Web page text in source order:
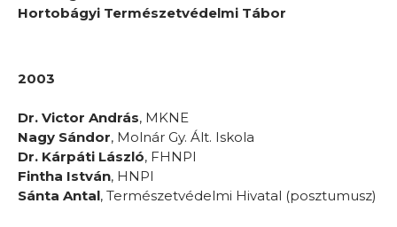
Hortobágyi Természetvédelmi Tábor
2003
Dr. Victor András, MKNE
Nagy Sándor, Molnár Gy. Ált. Iskola
Dr. Kárpáti László, FHNPI
Fintha István, HNPI
Sánta Antal, Természetvédelmi Hivatal (posztumusz)